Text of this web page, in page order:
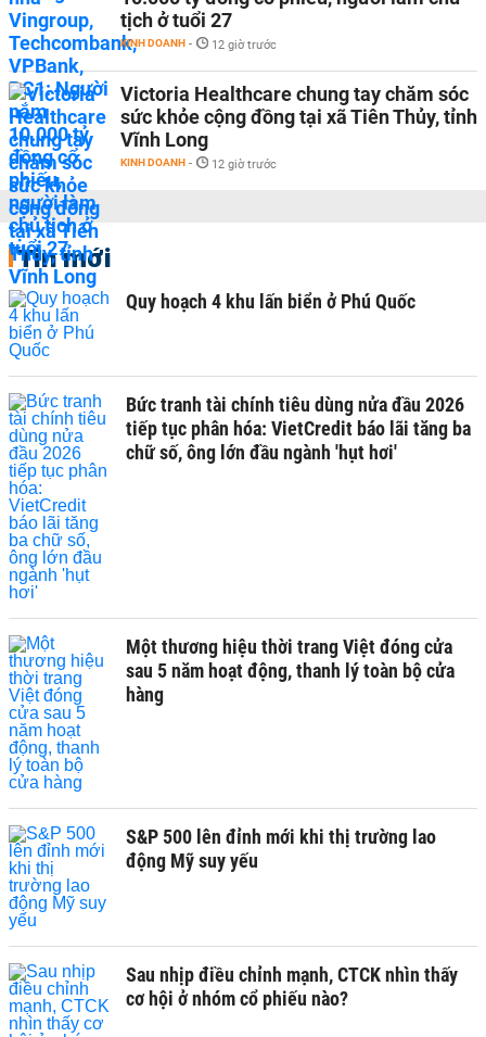
tịch ở tuổi 27
KINH DOANH - 12 giờ trước
Victoria Healthcare chung tay chăm sóc
sức khỏe cộng đồng tại xã Tiên Thủy, tỉnh
Vĩnh Long
KINH DOANH - 12 giờ trước
Tin mới
Quy hoạch 4 khu lấn biển ở Phú Quốc
Bức tranh tài chính tiêu dùng nửa đầu 2026
tiếp tục phân hóa: VietCredit báo lãi tăng ba
chữ số, ông lớn đầu ngành 'hụt hơi'
Một thương hiệu thời trang Việt đóng cửa
sau 5 năm hoạt động, thanh lý toàn bộ cửa
hàng
S&P 500 lên đỉnh mới khi thị trường lao
động Mỹ suy yếu
Sau nhịp điều chỉnh mạnh, CTCK nhìn thấy
cơ hội ở nhóm cổ phiếu nào?